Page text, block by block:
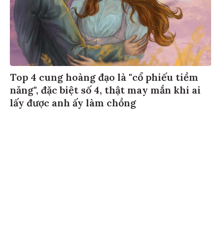
Top 4 cung hoàng đạo là "cổ phiếu tiềm
năng", đặc biệt số 4, thật may mắn khi ai
lấy được anh ấy làm chồng